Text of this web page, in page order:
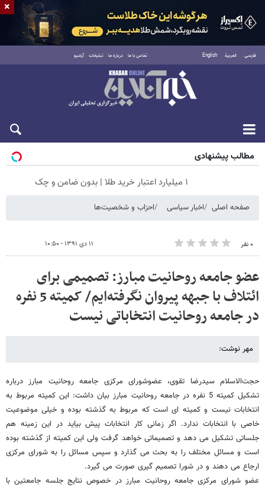
فارسی العربية English تماس با ما درباره ما تبلیغات آرشیو
پنجشنبه ۱۵ مرداد ۱۴۰۵
مطالب پیشنهادی
۱ میلیارد اعتبار خرید طلا | بدون ضامن و چک
صفحه اصلی اخبار سیاسی احزاب و شخصیت‌ها
۰ نفر ۱۱ دی ۱۳۹۱ - ۱۰:۵۰
عضو جامعه روحانیت مبارز: تصمیمی برای
ائتلاف با جبهه پیروان نگرفته‌ایم/ کمیته 5 نفره
در جامعه روحانیت انتخاباتی نیست
مهر نوشت:
حجت‌الاسلام سیدرضا تقوی، عضوشورای مرکزی جامعه روحانیت مبارز درباره
تشکیل کمیته 5 نفره در جامعه روحانیت مبارز بیان داشت: این کمیته مربوط به
انتخابات نیست و کمیته ای است که مربوط به گذشته بوده و خیلی موضوعیت
خاصی با انتخابات ندارد. اگر زمانی کار انتخابات پیش بیاید در این زمینه هم
جلساتی تشکیل می دهد و تصمیماتی خواهد گرفت ولی این کمیته از گذشته بوده
است و مسائل مختلف را به بحث می گذارد و سپس مسائل را به شورای مرکزی
ارجاع می دهند و در شورا تصمیم گیری صورت می گیرد.
عضو شورای مرکزی جامعه روحانیت مبارز در خصوص نتایج جلسه جامعتین با
×